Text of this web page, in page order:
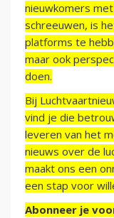
nieuwkomers
schreeuwen, is
platforms te
maar ook
doen.
Bij
vind je die
leveren van het
nieuws over de
maakt ons een
een stap voor
Abonneer je